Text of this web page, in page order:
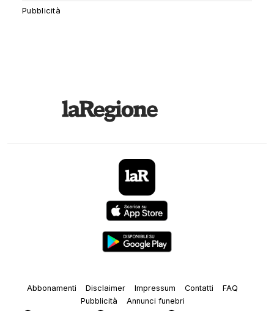
Abbonamenti Disclaimer Impressum Contatti
FAQ
Pubblicità
Annunci funebri